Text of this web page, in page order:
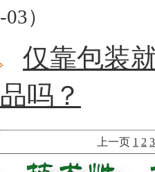
-03）
仅靠包装
品吗？
上一页 1 2 3